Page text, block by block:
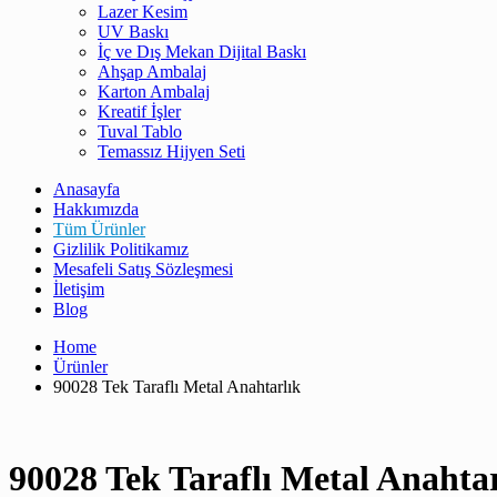
Lazer Kesim
UV Baskı
İç ve Dış Mekan Dijital Baskı
Ahşap Ambalaj
Karton Ambalaj
Kreatif İşler
Tuval Tablo
Temassız Hijyen Seti
Anasayfa
Hakkımızda
Tüm Ürünler
Gizlilik Politikamız
Mesafeli Satış Sözleşmesi
İletişim
Blog
Home
Ürünler
90028 Tek Taraflı Metal Anahtarlık
90028 Tek Taraflı Metal